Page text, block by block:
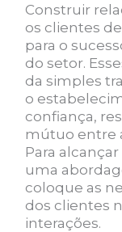
Construir
os clientes
para o
do setor.
da simples
o
confiança,
mútuo entre
Para
uma
coloque as
dos clientes
interações.